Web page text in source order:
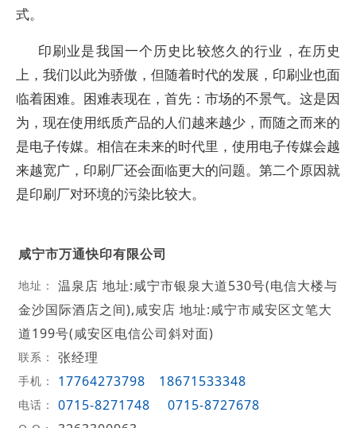
式。
印刷业是我国一个历史比较悠久的行业，在历史
上，我们以此为骄傲，但随着时代的发展，印刷业也面
临着困难。困难表现在，首先：市场的不景气。这是因
为，现在使用纸质产品的人们越来越少，而随之而来的
是电子传媒。相信在未来的时代里，使用电子传媒会越
来越宽广，印刷厂还会面临更大的问题。第二个原因就
是印刷厂对环境的污染比较大。
咸宁市万通快印有限公司
地址：
温泉店 地址:咸宁市银泉大道530号(电信大楼与
金沙国际酒店之间),咸安店 地址:咸宁市咸安区文笔大
道199号(咸安区电信公司斜对面)
联系： 张经理
手机： 17764273798 18671533348
电话： 0715-8271748 0715-8727678